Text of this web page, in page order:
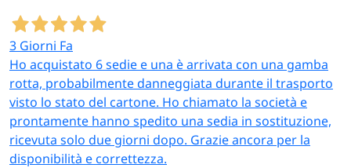
3 Giorni Fa
Ho acquistato 6 sedie e una è arrivata con una gamba
rotta, probabilmente danneggiata durante il trasporto
visto lo stato del cartone. Ho chiamato la società e
prontamente hanno spedito una sedia in sostituzione,
ricevuta solo due giorni dopo. Grazie ancora per la
disponibilità e correttezza.